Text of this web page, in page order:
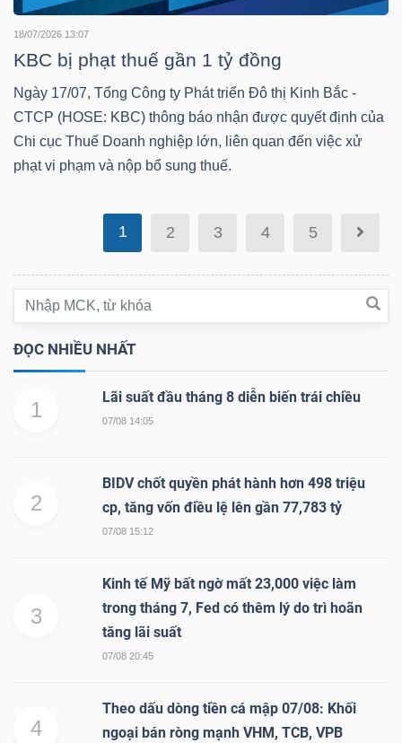
18/07/2026 13:07
KBC bị phạt thuế gần 1 tỷ đồng
Ngày 17/07, Tổng Công ty Phát triển Đô thị Kinh Bắc -
CTCP (HOSE: KBC) thông báo nhận được quyết định của
Chi cục Thuế Doanh nghiệp lớn, liên quan đến việc xử
phạt vi phạm và nộp bổ sung thuế.
1 2 3 4 5
ĐỌC NHIỀU NHẤT
1
Lãi suất đầu tháng 8 diễn biến trái chiều
07/08 14:05
2
BIDV chốt quyền phát hành hơn 498 triệu
cp, tăng vốn điều lệ lên gần 77,783 tỷ
07/08 15:12
3
Kinh tế Mỹ bất ngờ mất 23,000 việc làm
trong tháng 7, Fed có thêm lý do trì hoãn
tăng lãi suất
07/08 20:45
4
Theo dấu dòng tiền cá mập 07/08: Khối
ngoại bán ròng mạnh VHM, TCB, VPB
CÔNG
NGHỆ
THÔNG
TIN
ÍCH
BẤT
Mã
Tất cả Cổ phiếu Chỉ số Chứng chỉ quỹ